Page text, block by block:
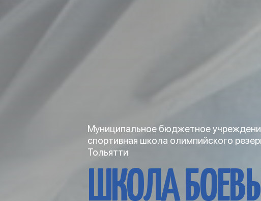
Муниципальное бюджетное
спортивная школа олимпийского
Тольятти
ШКОЛА